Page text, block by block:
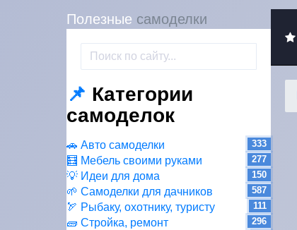
Полезные самоделки
📌 Категории
самоделок
🚗 Авто самоделки 333
🧮 Мебель своими руками 277
💡 Идеи для дома 150
🌱 Самоделки для дачников 587
🏹 Рыбаку, охотнику, туристу 111
🧱 Стройка, ремонт 296